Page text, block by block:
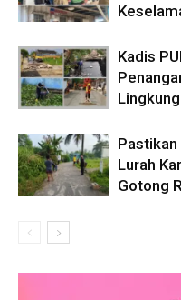
Kadis
Pastikan
Lurah
Gotong